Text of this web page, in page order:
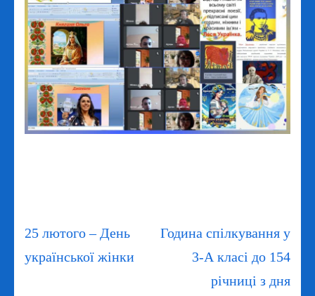
Навігація
записів
25 лютого – День
української жінки
Година спілкування у
3-А класі до 154
річниці з дня